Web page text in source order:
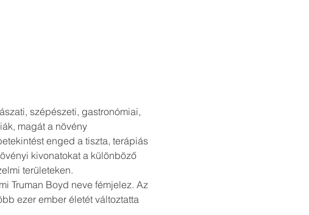
szépészeti, gastronómiai,
magát a növény
enged a tiszta, terápiás
kivonatokat a különböző
területeken.
Truman Boyd neve fémjelez. Az
ezer ember életét változtatta